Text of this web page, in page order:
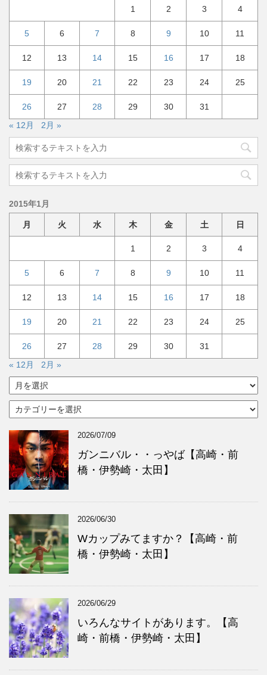
1 2 3 4
5 6 7 8 9 10 11
12 13 14 15 16 17 18
19 20 21 22 23 24 25
26 27 28 29 30
31
« 12月
2月 »
2015年1月
月 火 水 木 金 土 日
1 2 3 4
5 6 7 8 9 10 11
12 13 14 15 16 17 18
19 20 21 22 23 24 25
26 27 28 29 30
31
« 12月
2月 »
ー
カ
イ
ブ
カ
テ
ゴ
ー
2026/07/09
ガンニバル・・っやば【高崎・前
橋・伊勢崎・太田】
2026/06/30
Wカップみてますか？【高崎・前
橋・伊勢崎・太田】
2026/06/29
いろんなサイトがあります。【高
崎・前橋・伊勢崎・太田】